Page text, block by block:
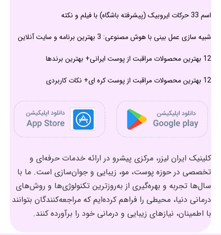
اسم 33 حرکات ایروبیک (پیشرفته باشگاه) با فیلم و نکته
شبیه سازی عمل بینی با هوش مصنوعی: 3 بهترین برنامه و سایت آنلاین
12 بهترین محصولات مراقبت از پوست ایرانی+ بهترین برندها
12 بهترین محصولات مراقبت از پوست کره ای+ نکات کاربردی
کلینیک ایران لیزر، مرکزی پیشرو در ارائه خدمات حرفه‌ای و
تخصصی در حوزه پوست، مو، زیبایی و جوان‌سازی است. ما با
سال‌ها تجربه و بهره‌گیری از به‌روزترین تکنولوژی‌ها و روش‌های
درمانی دنیا، محیطی را فراهم کرده‌ایم که مراجعه‌کنندگان بتوانند
با اطمینان، نیازهای زیبایی و درمانی خود را برآورده کنند.